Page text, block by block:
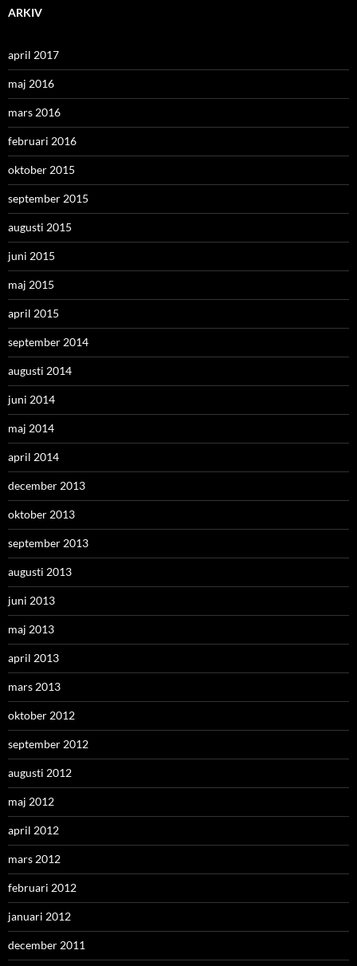
ARKIV
april 2017
maj 2016
mars 2016
februari 2016
oktober 2015
september 2015
augusti 2015
juni 2015
maj 2015
april 2015
september 2014
augusti 2014
juni 2014
maj 2014
april 2014
december 2013
oktober 2013
september 2013
augusti 2013
juni 2013
maj 2013
april 2013
mars 2013
oktober 2012
september 2012
augusti 2012
maj 2012
april 2012
mars 2012
februari 2012
januari 2012
december 2011